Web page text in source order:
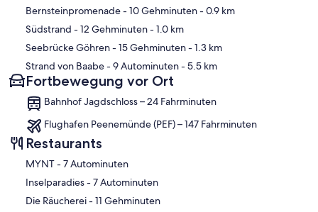
Bernsteinpromenade- 10 Gehminuten- 0.9 km
Südstrand - 12 Gehminuten- 1.0 km
Seebrücke Göhren- 15 Gehminuten- 1.3 km
Strand von Baabe- 9 Autominuten- 5.5 km
Fortbewegung vor Ort
Bahnhof Jagdschloss – 24 Fahrminuten
Flughafen Peenemünde (PEF) – 147 Fahrminuten
Restaurants
‪MYNT - ‬7 Autominuten
‪Inselparadies - ‬7 Autominuten
‪Die Räucherei - ‬11 Gehminuten